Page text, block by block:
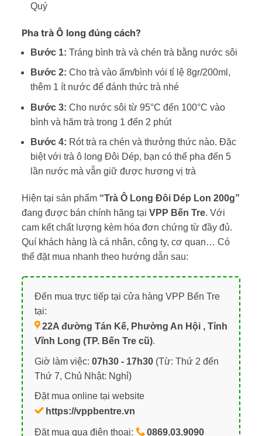
Quý
Pha trà Ô long đúng cách?
Bước 1: Tráng bình trà và chén trà bằng nước sôi
Bước 2: Cho trà vào ấm/bình vói tỉ lệ 8gr/200ml,
thêm 1 ít nước để đánh thức trà nhé
Bước 3: Cho nước sôi từ 95°C đến 100°C vào
bình và hãm trà trong 1 đến 2 phút
Bước 4: Rót trà ra chén và thưởng thức nào. Đặc
biệt với trà ô long Đôi Dép, bạn có thể pha đến 5
lần nước mà vẫn giữ được hương vị trà
Hiện tại sản phẩm “Trà Ô Long Đôi Dép Lon 200g”
đang được bán chính hãng tại VPP Bến Tre. Với
cam kết chất lượng kèm hóa đơn chứng từ đầy đủ.
Quí khách hàng là cá nhân, công ty, cơ quan… Có
thể đặt mua nhanh theo hướng dẫn sau:
Đến mua trực tiếp tại cửa hàng VPP Bến Tre
tại:
22A đường Tán Kế, Phường An Hội , Tỉnh
Vĩnh Long (TP. Bến Tre cũ).
Giờ làm việc: 07h30 - 17h30(Từ: Thứ 2 đến
Thứ 7, Chủ Nhật: Nghỉ)
Đặt mua online tại website
https://vppbentre.vn
Đặt mua qua điện thoại: 0869.03.9090